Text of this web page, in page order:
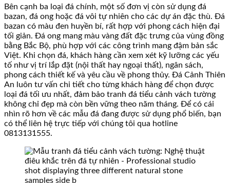
Bên cạnh ba loại đá chính, một số đơn vị còn sử dụng đá
bazan, đá ong hoặc đá vôi tự nhiên cho các dự án đặc thù. Đá
bazan có màu đen huyền bí, rất hợp với phong cách hiện đại
tối giản. Đá ong mang màu vàng đất đặc trưng của vùng đồng
bằng Bắc Bộ, phù hợp với các công trình mang đậm bản sắc
Việt. Khi chọn đá, khách hàng cần xem xét kỹ lưỡng các yếu
tố như vị trí lắp đặt (nội thất hay ngoại thất), ngân sách,
phong cách thiết kế và yêu cầu về phong thủy. Đá Cảnh Thiên
An luôn tư vấn chi tiết cho từng khách hàng để chọn được
loại đá tối ưu nhất, đảm bảo tranh đá tiểu cảnh vách tường
không chỉ đẹp mà còn bền vững theo năm tháng. Để có cái
nhìn rõ hơn về các mẫu đá đang được sử dụng phổ biến, bạn
có thể liên hệ trực tiếp với chúng tôi qua hotline
0813131555.